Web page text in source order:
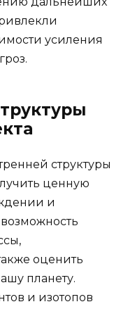
усиления
структуры
ценную
и
оценить
планету.
и изотопов